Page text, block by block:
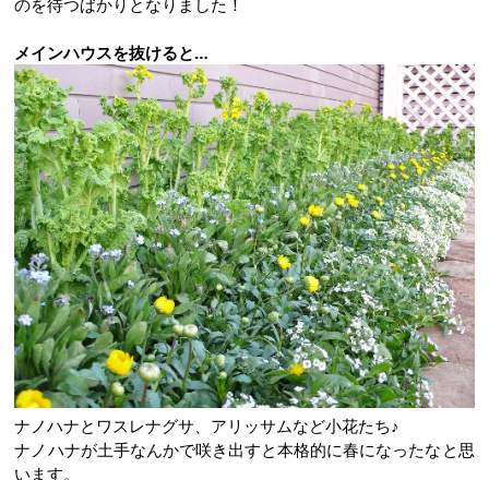
メインハウスを抜けると…
ナノハナとワスレナグサ、アリッサムなど小花たち♪
ナノハナが土手なんかで咲き出すと本格的に春になったなと思
います。